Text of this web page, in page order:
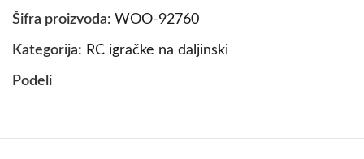
Šifra proizvoda: WOO-92760
Kategorija: RC igračke na daljinski
Podeli